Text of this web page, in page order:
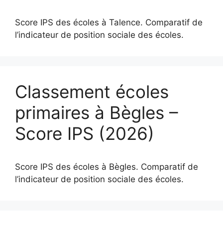
Score IPS des écoles à Talence. Comparatif de
l’indicateur de position sociale des écoles.
Classement écoles
primaires à Bègles –
Score IPS (2026)
Score IPS des écoles à Bègles. Comparatif de
l’indicateur de position sociale des écoles.